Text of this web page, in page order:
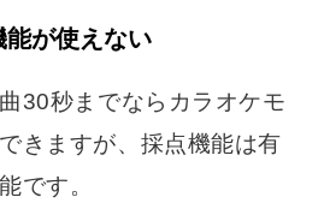
が使えない
30秒までならカラオケモ
きますが、採点機能は有
です。